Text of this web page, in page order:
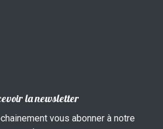
la newsletter
vous abonner à notre